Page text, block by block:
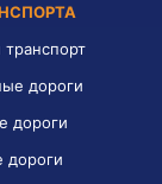
дороги
дороги
дороги